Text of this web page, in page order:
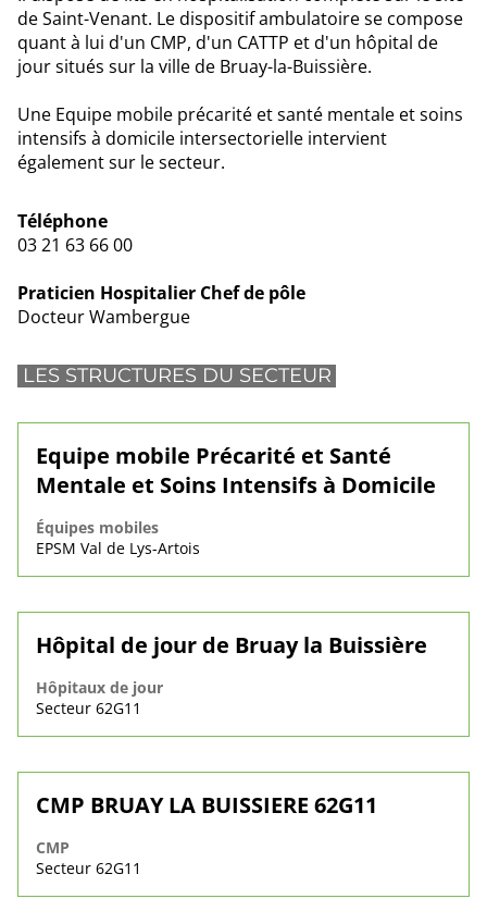
de Saint-Venant. Le dispositif ambulatoire se compose
quant à lui d'un CMP, d'un CATTP et d'un hôpital de
jour situés sur la ville de Bruay-la-Buissière.
Une Equipe mobile précarité et santé mentale et soins
intensifs à domicile intersectorielle intervient
également sur le secteur.
Téléphone
03 21 63 66 00
Praticien Hospitalier Chef de pôle
Docteur Wambergue
LES STRUCTURES DU SECTEUR
Equipe mobile Précarité et Santé
Mentale et Soins Intensifs à Domicile
Équipes mobiles
EPSM Val de Lys-Artois
Hôpital de jour de Bruay la Buissière
Hôpitaux de jour
Secteur 62G11
CMP BRUAY LA BUISSIERE 62G11
CMP
Secteur 62G11